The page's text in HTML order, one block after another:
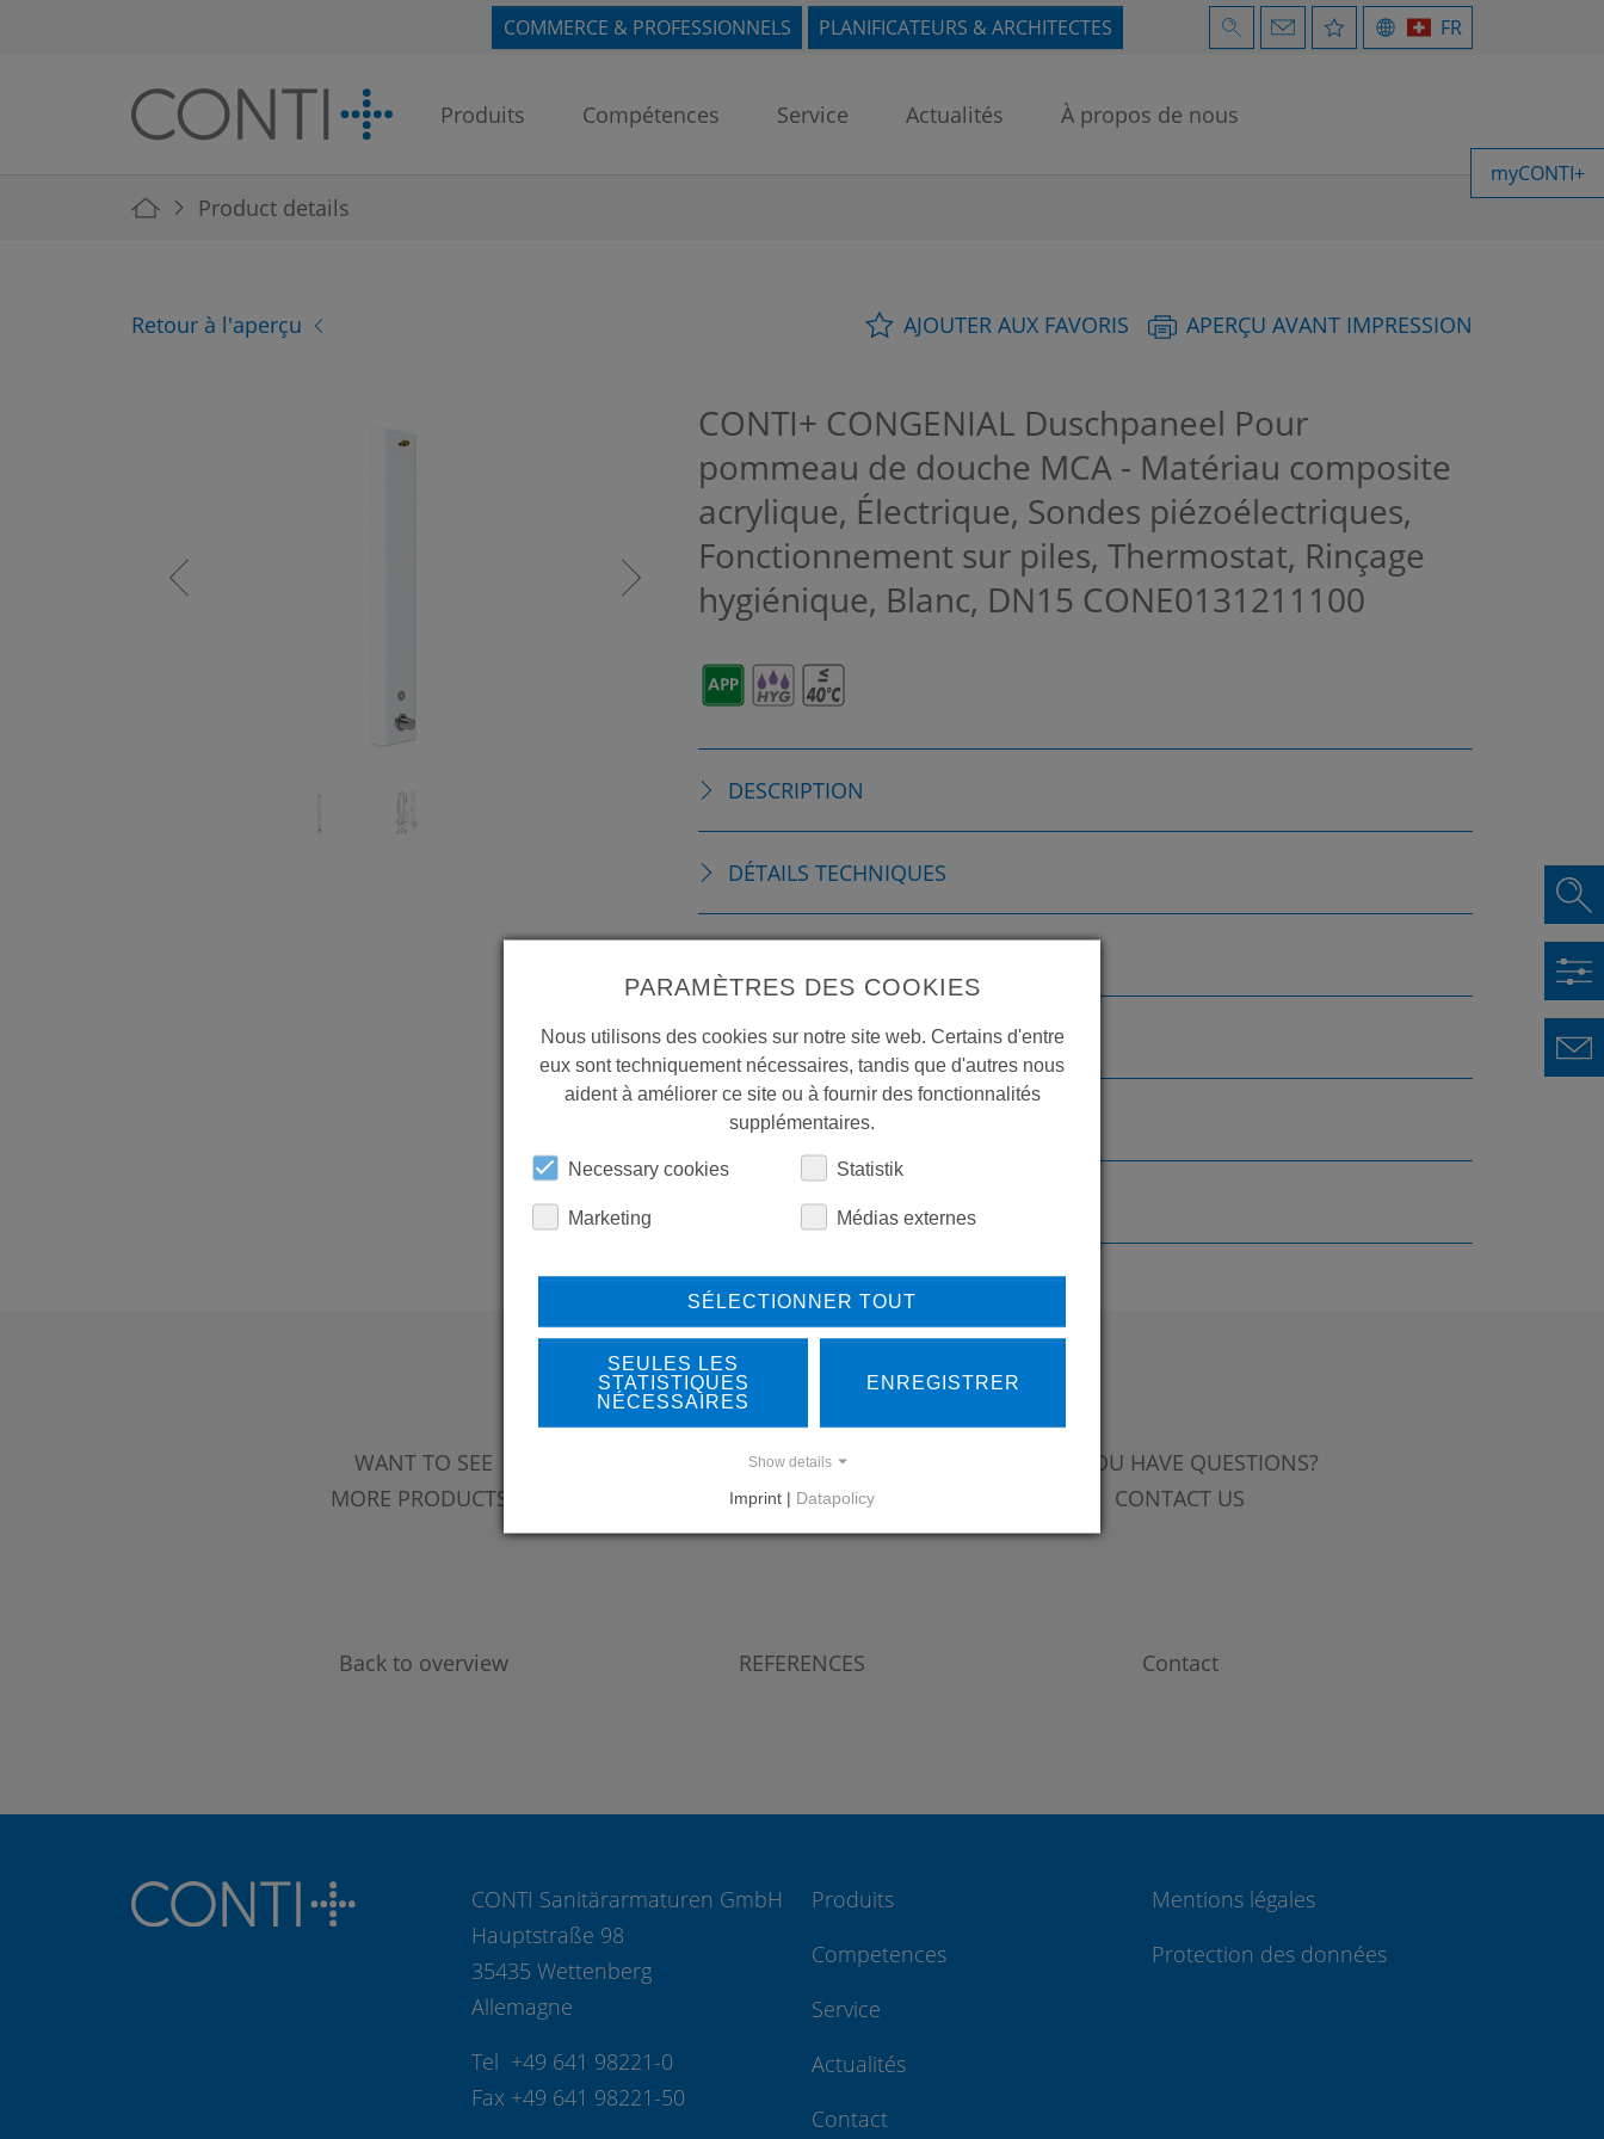
COMMERCE & PROFESSIONNELS PLANIFICATEURS & ARCHITECTES FR
Produits Compétences Service Actualités À propos de nous
myCONTI+
You are here:
Product details
Retour à l'aperçu AJOUTER AUX FAVORIS APERÇU AVANT IMPRESSION
CONTI+ CONGENIAL Duschpaneel Pour
pommeau de douche MCA - Matériau composite
acrylique, Électrique, Sondes piézoélectriques,
Fonctionnement sur piles, Thermostat, Rinçage
hygiénique, Blanc, DN15 CONE0131211100
DESCRIPTION
DÉTAILS TECHNIQUES
CONSOMMABLES
PIÈCES DE RECHANGE
TÉLÉCHARGEMENTS
WANT TO SEE
MORE PRODUCTS?
Back to overview
LEARN MORE ABOUT
OUR REFERENCES
REFERENCES
DO YOU HAVE QUESTIONS?
CONTACT US
Contact
CONTI Sanitärarmaturen GmbH
Hauptstraße 98
35435 Wettenberg
Allemagne
Tel +49 641 98221-0
Fax +49 641 98221-50
Produits
Competences
Service
Actualités
Contact
Mentions légales
Protection des données
PARAMÈTRES DES COOKIES
Nous utilisons des cookies sur notre site web. Certains d'entre
eux sont techniquement nécessaires, tandis que d'autres nous
aident à améliorer ce site ou à fournir des fonctionnalités
supplémentaires.
Necessary cookies Statistik
Marketing Médias externes
SÉLECTIONNER TOUT
SEULES LES
STATISTIQUES
NÉCESSAIRES
ENREGISTRER
Show details
Imprint | Datapolicy